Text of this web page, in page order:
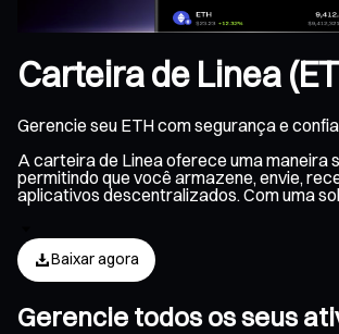
Carteira de Linea
Gerencie seu ETH com segurança e
A carteira de Linea oferece uma maneira
permitindo que você armazene, envie,
aplicativos descentralizados. Com uma
Baixar agora
Gerencie todos os seus